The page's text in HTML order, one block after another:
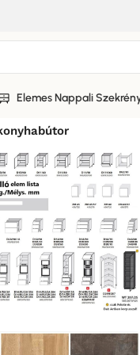
Elemes Nappali